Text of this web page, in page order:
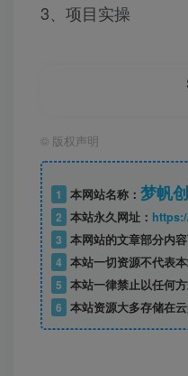
3、项目实操
© 版权声明
1 本网站名称： 梦帆
2 本站永久网址：
3 本网站的文章部分内
4 本站一切资源不代表
5 本站一律禁止以任何
6 本站资源大多存储在